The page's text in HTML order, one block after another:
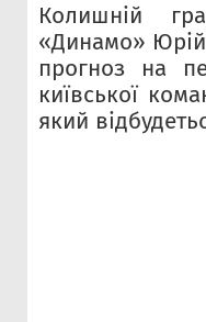
Колишній
«Динамо»
прогноз на
київської
який